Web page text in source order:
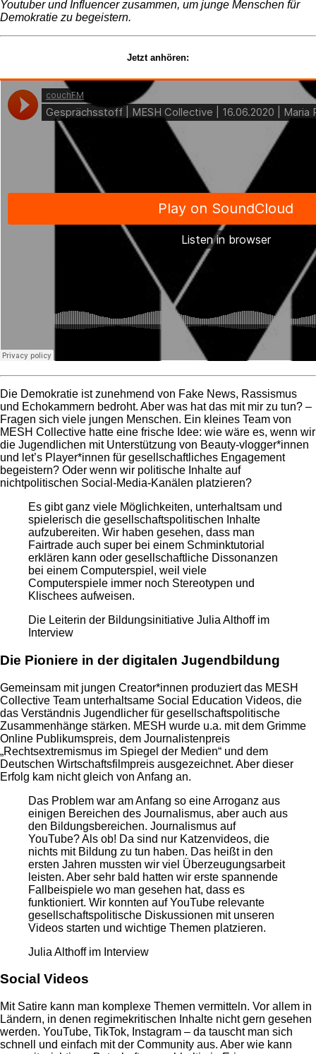
Youtuber und Influencer zusammen, um junge Menschen für
Demokratie zu begeistern.
Jetzt anhören:
Die Demokratie ist zunehmend von Fake News, Rassismus
und Echokammern bedroht. Aber was hat das mit mir zu tun? –
Fragen sich viele jungen Menschen. Ein kleines Team von
MESH Collective hatte eine frische Idee: wie wäre es, wenn wir
die Jugendlichen mit Unterstützung von Beauty-vlogger*innen
und let’s Player*innen für gesellschaftliches Engagement
begeistern? Oder wenn wir politische Inhalte auf
nichtpolitischen Social-Media-Kanälen platzieren?
Es gibt ganz viele Möglichkeiten, unterhaltsam und
spielerisch die gesellschaftspolitischen Inhalte
aufzubereiten. Wir haben gesehen, dass man
Fairtrade auch super bei einem Schminktutorial
erklären kann oder gesellschaftliche Dissonanzen
bei einem Computerspiel, weil viele
Computerspiele immer noch Stereotypen und
Klischees aufweisen.
Die Leiterin der Bildungsinitiative Julia Althoff im
Interview
Die Pioniere in der digitalen Jugendbildung
Gemeinsam mit jungen Creator*innen produziert das MESH
Collective Team unterhaltsame Social Education Videos, die
das Verständnis Jugendlicher für gesellschaftspolitische
Zusammenhänge stärken. MESH wurde u.a. mit dem Grimme
Online Publikumspreis, dem Journalistenpreis
„Rechtsextremismus im Spiegel der Medien“ und dem
Deutschen Wirtschaftsfilmpreis ausgezeichnet. Aber dieser
Erfolg kam nicht gleich von Anfang an.
Das Problem war am Anfang so eine Arroganz aus
einigen Bereichen des Journalismus, aber auch aus
den Bildungsbereichen. Journalismus auf
YouTube? Als ob! Da sind nur Katzenvideos, die
nichts mit Bildung zu tun haben. Das heißt in den
ersten Jahren mussten wir viel Überzeugungsarbeit
leisten. Aber sehr bald hatten wir erste spannende
Fallbeispiele wo man gesehen hat, dass es
funktioniert. Wir konnten auf YouTube relevante
gesellschaftspolitische Diskussionen mit unseren
Videos starten und wichtige Themen platzieren.
Julia Althoff im Interview
Social Videos
Mit Satire kann man komplexe Themen vermitteln. Vor allem in
Ländern, in denen regimekritischen Inhalte nicht gern gesehen
werden. YouTube, TikTok, Instagram – da tauscht man sich
schnell und einfach mit der Community aus. Aber wie kann